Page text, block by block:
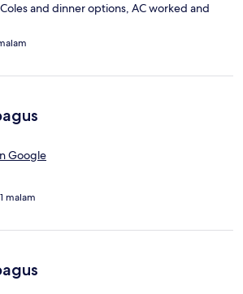
and dinner options, AC worked and
Google
malam